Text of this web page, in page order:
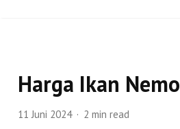
Harga Ikan Nemo
11 Juni 2024 2 min read